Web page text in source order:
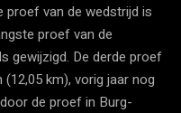
proef van de wedstrijd is
proef van de
gewijzigd. De derde proef
km), vorig jaar nog
de proef in Burg-